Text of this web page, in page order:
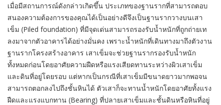
เมื่อมีสถานการณ์ดังกล่าวเกิดขึ้น ประเภทของฐานรากที่สามารถตอบ
สนองความต้องการของคุณได้เป็นอย่างดีจึงเป็นฐานรากวางบนเสา
เข็ม (Piled foundation) ที่มีจุดเด่นสามารถรองรับน้ำหนักที่ถูกถ่ายเท
ลงมาจากตัวอาคารได้อย่างมั่นคง เพราะน้ำหนักที่เดินทางมาถึงตัวงาน
ฐานรากโครงสร้างอาคาร เสาเข็มจะช่วยฐานรากรองรับน้ำหนัก
ทั้งหมดก่อนโดยอาศัยความฝืดหรือแรงเสียดทานระหว่างผิวเสาเข็ม
และดินที่อยู่โดยรอบ แต่หากเป็นกรณีที่เสาเข็มมีขนาดยาวมากพอจน
สามารถตอกลงไปถึงชั้นหินได้ ตัวเสาก็จะทานน้ำหนักโดยอาศัยทั้งแรง
ฝืดและแรงแบกทาน (Bearing) ที่ปลายเสาเข็มและชั้นดินหรือหินที่อยู่